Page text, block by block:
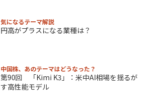
気になるテーマ解説
円高がプラスになる業種は？
中国株、あのテーマはどうなった？
第90回 「Kimi K3」：米中AI相場を揺るが
す高性能モデル